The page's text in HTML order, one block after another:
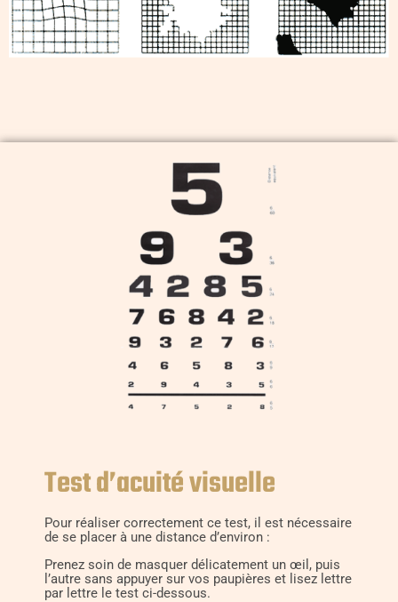
Test d’acuité visuelle
Pour réaliser correctement ce test, il est nécessaire
de se placer à une distance d’environ :
Prenez soin de masquer délicatement un œil, puis
l’autre sans appuyer sur vos paupières et lisez lettre
par lettre le test ci-dessous.